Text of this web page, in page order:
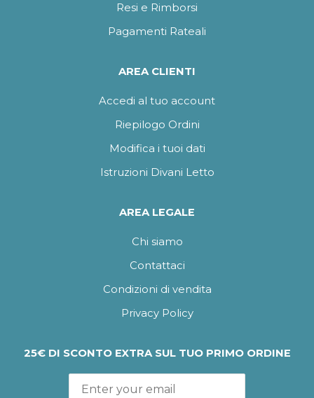
Resi e Rimborsi
Pagamenti Rateali
AREA CLIENTI
Accedi al tuo account
Riepilogo Ordini
Modifica i tuoi dati
Istruzioni Divani Letto
AREA LEGALE
Chi siamo
Contattaci
Condizioni di vendita
Privacy Policy
25€ DI SCONTO EXTRA SUL TUO PRIMO ORDINE